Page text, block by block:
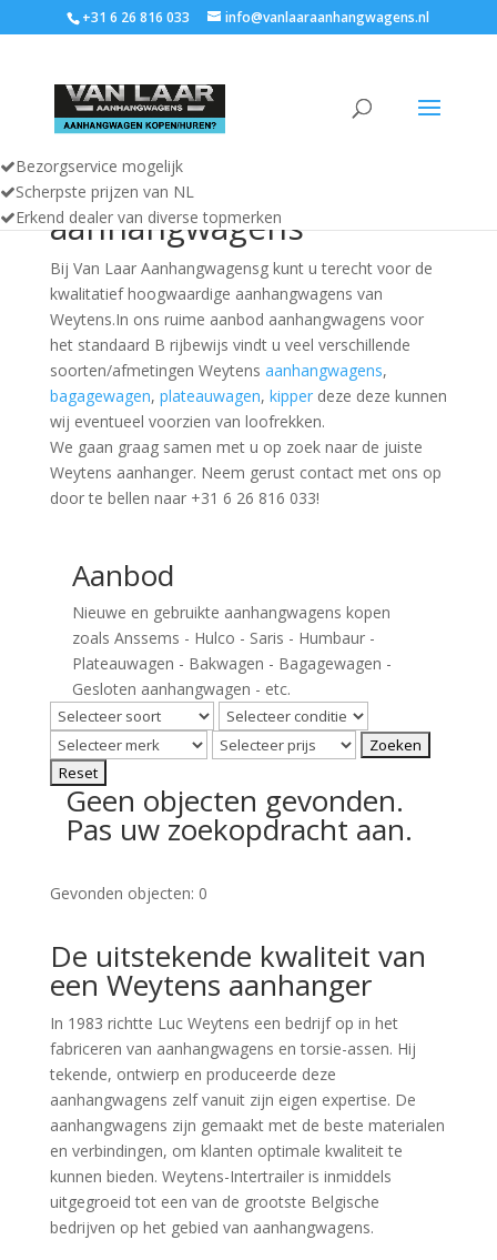
+31 6 26 816 033 info@vanlaaraanhangwagens.nl
Bezorgservice mogelijk
Scherpste prijzen van NL
Erkend dealer van diverse topmerken
Weytens
aanhangwagens
Bij Van Laar Aanhangwagensg kunt u terecht voor de
kwalitatief hoogwaardige aanhangwagens van
Weytens.In ons ruime aanbod aanhangwagens voor
het standaard B rijbewijs vindt u veel verschillende
soorten/afmetingen Weytens aanhangwagens,
bagagewagen, plateauwagen, kipperdeze deze kunnen
wij eventueel voorzien van loofrekken.
We gaan graag samen met u op zoek naar de juiste
Weytens aanhanger. Neem gerust contact met ons op
door te bellen naar +31 6 26 816 033!
Aanbod
Nieuwe en gebruikte aanhangwagens kopen
zoals Anssems - Hulco - Saris - Humbaur -
Plateauwagen - Bakwagen - Bagagewagen -
Gesloten aanhangwagen - etc.
Geen objecten gevonden.
Pas uw zoekopdracht aan.
Gevonden objecten: 0
De uitstekende kwaliteit van
een Weytens aanhanger
In 1983 richtte Luc Weytens een bedrijf op in het
fabriceren van aanhangwagens en torsie-assen. Hij
tekende, ontwierp en produceerde deze
aanhangwagens zelf vanuit zijn eigen expertise. De
aanhangwagens zijn gemaakt met de beste materialen
en verbindingen, om klanten optimale kwaliteit te
kunnen bieden. Weytens-Intertrailer is inmiddels
uitgegroeid tot een van de grootste Belgische
bedrijven op het gebied van aanhangwagens.